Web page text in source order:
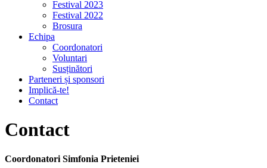
Festival 2023
Festival 2022
Brosura
Echipa
Coordonatori
Voluntari
Susținători
Parteneri și sponsori
Implică-te!
Contact
Contact
Coordonatori Simfonia Prieteniei